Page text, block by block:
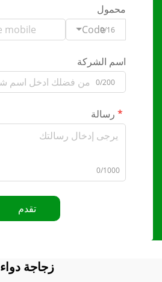
محمول
Code0/16
اسم الشركة
0/200
رسالة
0/1000
تقدم
زجاجة دواء